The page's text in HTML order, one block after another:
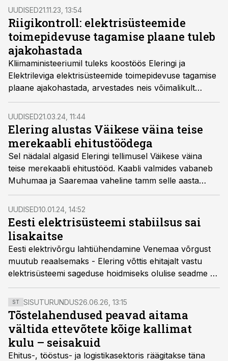
UUDISED21.11.23, 13:54
Riigikontroll: elektrisüsteemide
toimepidevuse tagamise plaane tuleb
ajakohastada
Kliimaministeeriumil tuleks koostöös Eleringi ja
Elektrileviga elektrisüsteemide toimepidevuse tagamise
plaane ajakohastada, arvestades neis võimalikult
operatiivselt muutuvate olude ja riskiteguritega, leiab
Riigikontroll täna avaldatud auditis.
UUDISED21.03.24, 11:44
Elering alustas Väikese väina teise
merekaabli ehitustöödega
Sel nädalal algasid Eleringi tellimusel Väikese väina
teise merekaabli ehitustööd. Kaabli valmides vabaneb
Muhumaa ja Saaremaa vaheline tamm selle aasta
lõpuks lõplikult ligikaudu 60 aasta vanusest
kõrgepinge õhuliinist.
UUDISED10.01.24, 14:52
Eesti elektrisüsteemi stabiilsus sai
lisakaitse
Eesti elektrivõrgu lahtiühendamine Venemaa võrgust
muutub reaalsemaks - Elering võttis ehitajalt vastu
elektrisüsteemi sageduse hoidmiseks olulise seadme -
Eesti teise sünkroonkompensaatorjaama Kiisal. Lisaks
Kiisa jaamale on valmis ka Püssi
sünkroonkompensaatorjaam. Kolmanda jaama
eeldatav üleandmine toimub Viru alajaamas käesoleva
aasta suvel.
ST SISUTURUNDUS26.06.26, 13:15
Tõstelahendused peavad aitama
vältida ettevõtete kõige kallimat
kulu – seisakuid
Ehitus-, tööstus- ja logistikasektoris räägitakse täna